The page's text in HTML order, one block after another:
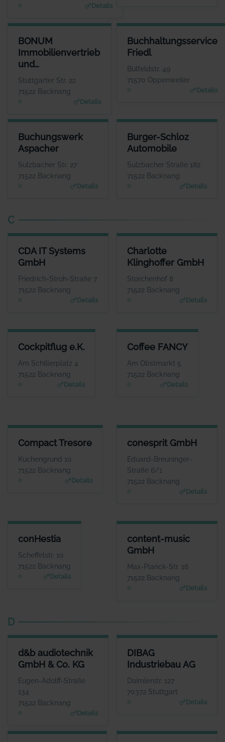
Details
BONUM
Immobilienvertrieb
und
Projektentwicklung
GmbH
Stuttgarter Str. 22
71522 Backnang
Details
BONUM IMMOBILIENVERTRIEB UND PROJEKTENTWICKLUNG
www.bonum-
Buchhaltungsservice
Friedl
Bülfeldstr. 49
71570 Oppenweiler
Details
BUCHHALTUNGSSERVICE
Buchungswerk
Aspacher
Sulzbacher Str. 27
71522 Backnang
Details
BUCHUNGSWERK ASPACHER
ANSPRECHPARTNER
Frau Isabel Aspacher
www.aspacher-buchungsw
Burger-Schloz
Automobile
Sulzbacher Straße 182
71522 Backnang
Details
BURGER-SCHLOZ
Herr Wolfgang
www.burgerschloz.de
C
CDA IT Systems
GmbH
Friedrich-Stroh-Straße 7
71522 Backnang
Details
CDA IT SYSTEMS GMBH
ANSPRECHPARTNER
Herr Johannes Enge
WEBSITE
www.cda-it-system.de
Charlotte
Klinghoffer GmbH
Storchenhof 8
71522 Backnang
Details
CHARLOTTE KLINGHOFFER
Frau Charlotte
Cockpitflug e.K.
Am Schillerplatz 4
71522 Backnang
Details
COCKPITFLUG E.K.
ANSPRECHPARTNER
Herr Carsten Hansen
www.cockpitflug.de
Coffee FANCY
Am Obstmarkt 5
71522 Backnang
Details
COFFEE FANCY
Herr Daniel Mendes
www.coffee-fancy.de
Compact Tresore
Kuchengrund 10
71522 Backnang
Details
COMPACT TRESORE
ANSPRECHPARTNER
Frau Julia Teller
www.compact-tresore.
de
conesprit GmbH
Eduard-Breuninger-
Straße 6/1
71522 Backnang
Details
CONESPRIT GMBH
ANSPRECHPARTNER
Herr Roman
www.conesprit.de
conHestia
Scheffelstr. 10
71522 Backnang
Details
Herr Manfred
Wasserberg
www.conhestia.de
content-music
GmbH
Max-Planck-Str. 16
71522 Backnang
Details
CONTENT-MUSIC GMBH
ANSPRECHPARTNER
Herr Josh Kochhann
WEBSITE
www.content-music.de
D
d&b audiotechnik
GmbH & Co. KG
Eugen-Adolff-Straße
134
71522 Backnang
Details
D&B AUDIOTECHNIK GMBH & CO. KG
Herr Amnon Harman
WEBSITE
www.dbaudio.com
DIBAG
Industriebau AG
Daimlerstr. 127
70372 Stuttgart
Details
DIBAG INDUSTRIEBAU AG
ANSPRECHPARTNER
Herr Peter Vassholz
www.dibag.de